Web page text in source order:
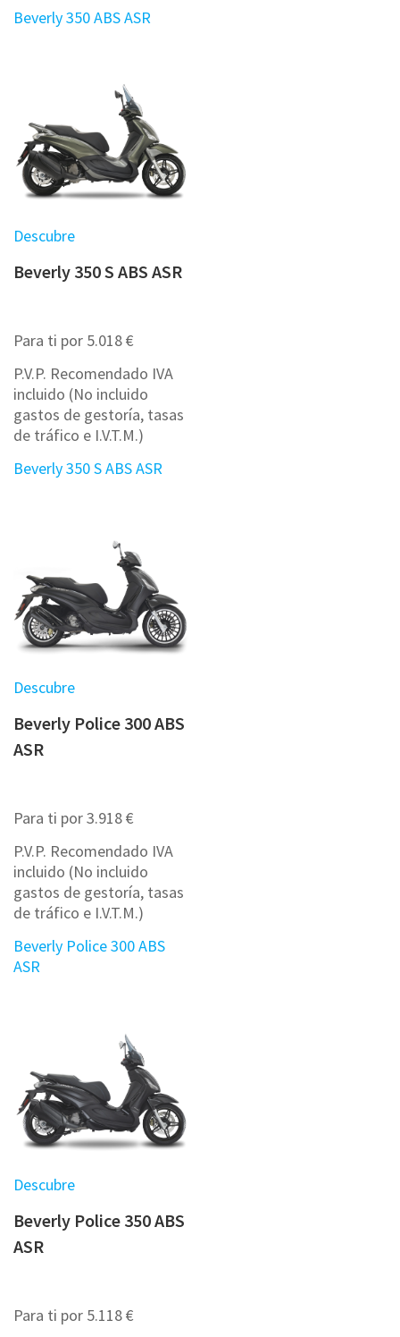
Beverly 350 ABS ASR
Descubre
Beverly 350 S ABS ASR
Para ti por 5.018 €
P.V.P. Recomendado IVA
incluido (No incluido
gastos de gestoría, tasas
de tráfico e I.V.T.M.)
Beverly 350 S ABS ASR
Descubre
Beverly Police 300 ABS
ASR
Para ti por 3.918 €
P.V.P. Recomendado IVA
incluido (No incluido
gastos de gestoría, tasas
de tráfico e I.V.T.M.)
Beverly Police 300 ABS
ASR
Descubre
Beverly Police 350 ABS
ASR
Para ti por 5.118 €